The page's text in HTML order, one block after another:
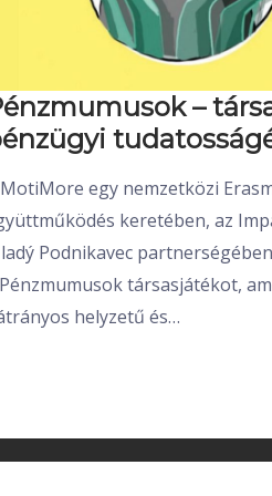
–
egy nemzetközi
keretében, az
Podnikavec
társasjátékot,
helyzetű és…